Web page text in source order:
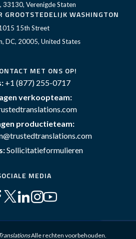
33130, Verenigde Staten
GROOTSTEDELIJK WASHINGTON
15th Street
DC, 20005, United States
MET ONS OP!
+1 (877) 255-0717
verkoopteam:
productieteam:
Sollicitatieformulieren
MEDIA
Alle rechten voorbehouden.